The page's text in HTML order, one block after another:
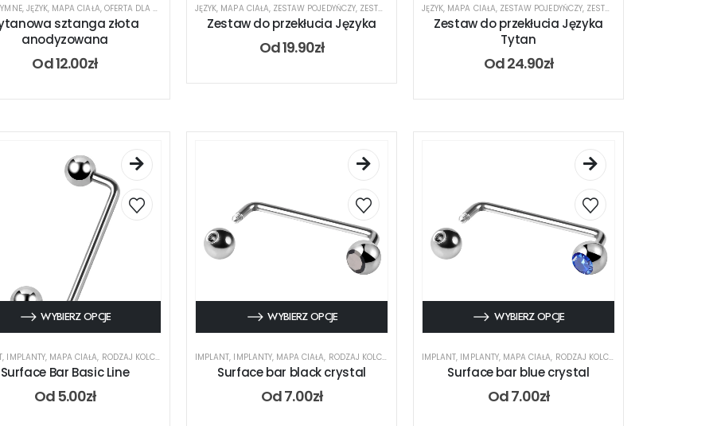
, JĘZYK, MAPA CIAŁA, OFERTA DLA PIERCERA RODZAJ KOLCZYKA, SZTANGA,TYTAN,UCHO
sztanga złota
anodyzowana
Od12.00zł
JĘZYK, MAPA CIAŁA, ZESTAW POJEDYŃCZY, ZESTAW STALOWY ,ZESTAWY
Zestaw do przekłucia Języka
Od19.90zł
JĘZYK, MAPA CIAŁA, ZESTAW POJEDYŃCZY, ZESTAW TYTANOWY
Zestaw do przekłucia Języka
Tytan
Od24.90zł
WYBIERZ OPCJE
, IMPLANTY, MAPA CIAŁA, RODZAJ KOLCZYKA SURFACE
Surface Bar Basic Line
Od 5.00zł
WYBIERZ OPCJE
IMPLANT, IMPLANTY, MAPA CIAŁA, RODZAJ KOLCZYKA SURFACE
Surface bar black crystal
Od7.00zł
WYBIERZ OPCJE
IMPLANT, IMPLANTY, MAPA CIAŁA, RODZAJ KOLCZYKA
Surface bar blue crystal
Od7.00zł